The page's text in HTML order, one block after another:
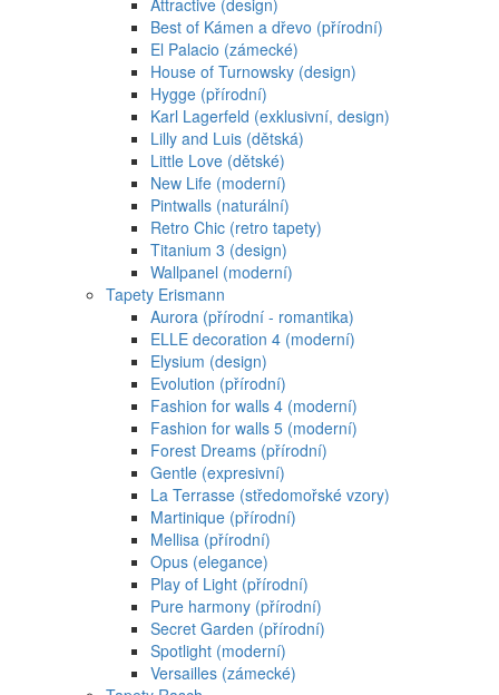
Attractive (design)
Best of Kámen a dřevo (přírodní)
El Palacio (zámecké)
House of Turnowsky (design)
Hygge (přírodní)
Karl Lagerfeld (exklusivní, design)
Lilly and Luis (dětská)
Little Love (dětské)
New Life (moderní)
Pintwalls (naturální)
Retro Chic (retro tapety)
Titanium 3 (design)
Wallpanel (moderní)
Tapety Erismann
Aurora (přírodní - romantika)
ELLE decoration 4 (moderní)
Elysium (design)
Evolution (přírodní)
Fashion for walls 4 (moderní)
Fashion for walls 5 (moderní)
Forest Dreams (přírodní)
Gentle (expresivní)
La Terrasse (středomořské vzory)
Martinique (přírodní)
Mellisa (přírodní)
Opus (elegance)
Play of Light (přírodní)
Pure harmony (přírodní)
Secret Garden (přírodní)
Spotlight (moderní)
Versailles (zámecké)